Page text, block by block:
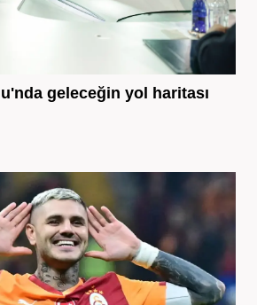
geleceğin yol haritası